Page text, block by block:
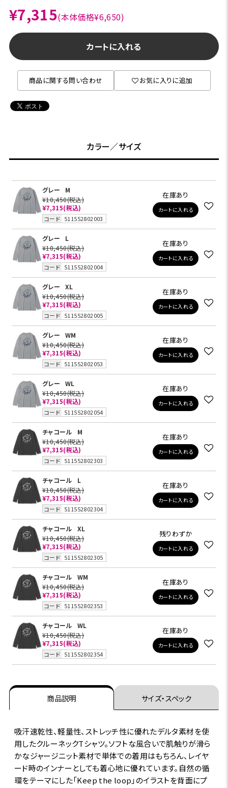
¥7,315(本体価格¥6,650)
カートに入れる
商品に関する問い合わせ お気に入りに追加
カラー／サイズ
グレー
M
¥10,450(税込)
¥7,315(税込)
コード 511552802003
在庫あり
カートに入れる
グレー
L
¥10,450(税込)
¥7,315(税込)
コード 511552802004
在庫あり
カートに入れる
グレー
XL
¥10,450(税込)
¥7,315(税込)
コード 511552802005
在庫あり
カートに入れる
グレー
WM
¥10,450(税込)
¥7,315(税込)
コード 511552802053
在庫あり
カートに入れる
グレー
WL
¥10,450(税込)
¥7,315(税込)
コード 511552802054
在庫あり
カートに入れる
チャコール
M
¥10,450(税込)
¥7,315(税込)
コード 511552802303
在庫あり
カートに入れる
チャコール
L
¥10,450(税込)
¥7,315(税込)
コード 511552802304
在庫あり
カートに入れる
チャコール
XL
¥10,450(税込)
¥7,315(税込)
コード 511552802305
残りわずか
カートに入れる
チャコール
WM
¥10,450(税込)
¥7,315(税込)
コード 511552802353
在庫あり
カートに入れる
チャコール
WL
¥10,450(税込)
¥7,315(税込)
コード 511552802354
在庫あり
カートに入れる
商品説明 サイズ・スペック
吸汗速乾性、軽量性、ストレッチ性に優れたデルタ素材を使
用したクルーネックTシャツ。ソフトな風合いで肌触りが滑ら
かなジャージニット素材で単体での着用はもちろん、レイヤ
ード時のインナーとしても着心地に優れています。自然の循
環をテーマにした「Keep the loop」のイラストを背面にプ